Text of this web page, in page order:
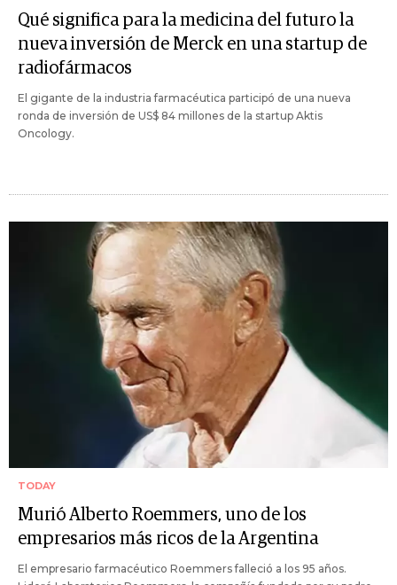
Qué significa para la medicina del futuro la
nueva inversión de Merck en una startup de
radiofármacos
El gigante de la industria farmacéutica participó de una nueva
ronda de inversión de US$ 84 millones de la startup Aktis
Oncology.
TODAY
Murió Alberto Roemmers, uno de los
empresarios más ricos de la Argentina
El empresario farmacéutico Roemmers falleció a los 95 años.